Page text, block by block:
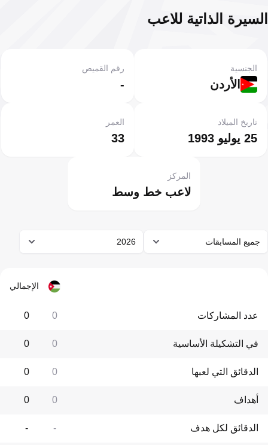
السيرة الذاتية للاعب
الأردن
الجنسية
-
رقم القميص
25 يوليو 1993
تاريخ الميلاد
33
العمر
لاعب خط وسط
المركز
جميع المسابقات 2026
الإجمالي
عدد المشاركات 0
0
في التشكيلة الأساسية 0
0
الدقائق التي لعبها 0
0
أهداف 0
0
الدقائق لكل هدف -
-